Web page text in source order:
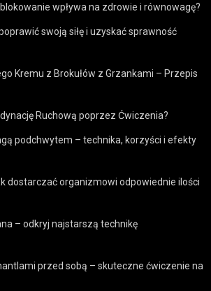
wpływa na zdrowie i równowagę?
swoją siłę i uzyskać sprawność
Kremu z Brokułów z Grzankami – Przepis
Ruchową poprzez Ćwiczenia?
podchwytem – technika, korzyści i efekty
dostarczać organizmowi odpowiednie ilości
– odkryj najstarszą technikę
przed sobą – skuteczne ćwiczenie na